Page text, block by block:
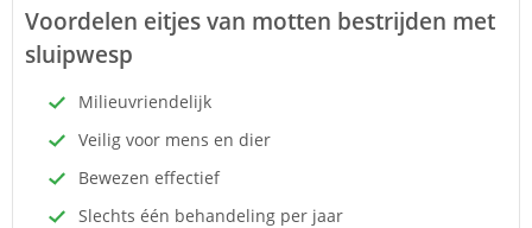
Voordelen eitjes van motten bestrijden met
sluipwesp
Milieuvriendelijk
Veilig voor mens en dier
Bewezen effectief
Slechts één behandeling per jaar